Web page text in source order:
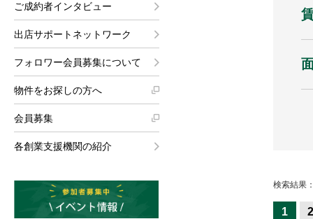
ご成約者インタビュー
出店サポートネットワーク
フォロワー会員募集について
物件をお探しの方へ
会員募集
各創業支援機関の紹介
検索結果
1